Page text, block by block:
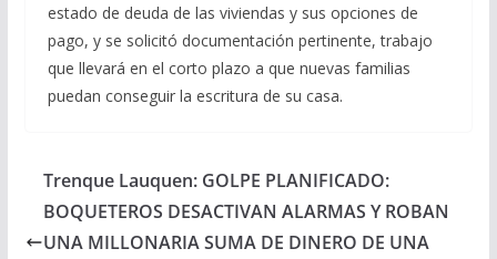
estado de deuda de las viviendas y sus opciones de
pago, y se solicitó documentación pertinente, trabajo
que llevará en el corto plazo a que nuevas familias
puedan conseguir la escritura de su casa.
Trenque Lauquen: GOLPE PLANIFICADO:
BOQUETEROS DESACTIVAN ALARMAS Y ROBAN
UNA MILLONARIA SUMA DE DINERO DE UNA